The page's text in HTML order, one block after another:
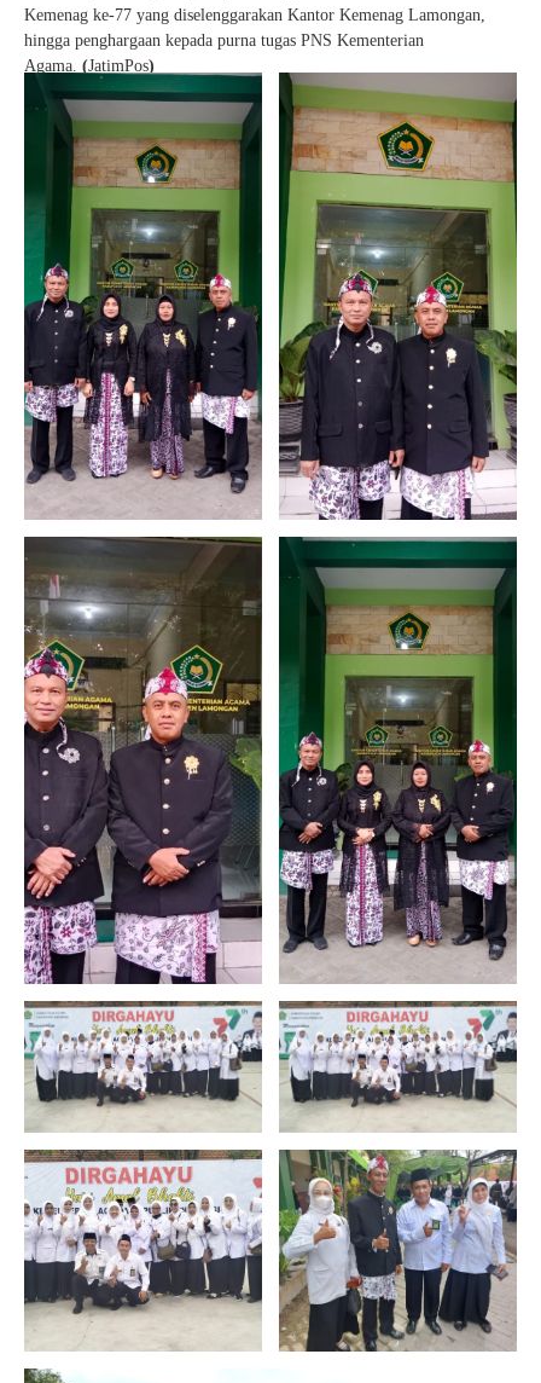
Kemenag ke-77 yang diselenggarakan Kantor Kemenag Lamongan,
hingga penghargaan kepada purna tugas PNS Kementerian
Agama. (JatimPos)